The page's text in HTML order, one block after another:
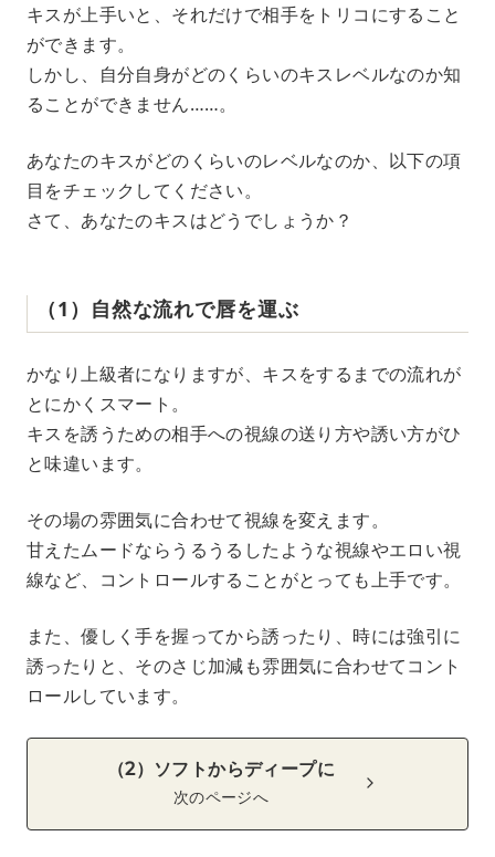
キスが上手いと、それだけで相手をトリコにすること
ができます。
しかし、自分自身がどのくらいのキスレベルなのか知
ることができません……。
あなたのキスがどのくらいのレベルなのか、以下の項
目をチェックしてください。
さて、あなたのキスはどうでしょうか？
（1）自然な流れで唇を運ぶ
かなり上級者になりますが、キスをするまでの流れが
とにかくスマート。
キスを誘うための相手への視線の送り方や誘い方がひ
と味違います。
その場の雰囲気に合わせて視線を変えます。
甘えたムードならうるうるしたような視線やエロい視
線など、コントロールすることがとっても上手です。
また、優しく手を握ってから誘ったり、時には強引に
誘ったりと、そのさじ加減も雰囲気に合わせてコント
ロールしています。
（2）ソフトからディープに
次のページへ